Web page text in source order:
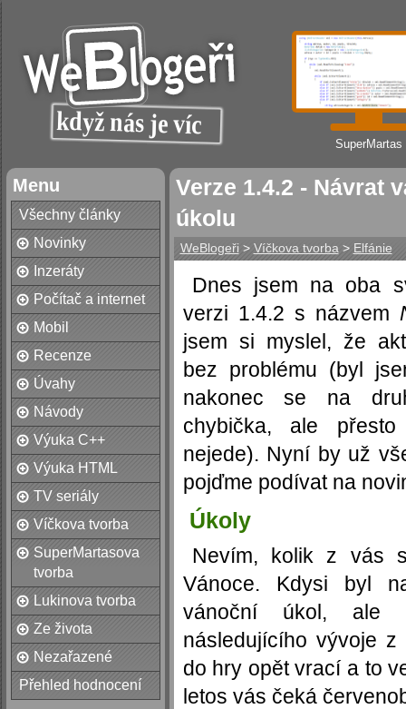
SuperMartas
Menu
Všechny články
Novinky
Inzeráty
Počítač a internet
Mobil
Recenze
Úvahy
Návody
Výuka C++
Výuka HTML
TV seriály
Víčkova tvorba
SuperMartasova
tvorba
Lukinova tvorba
Ze života
Nezařazené
Přehled hodnocení
Verze 1.4.2 - Návrat
úkolu
WeBlogeři > Víčkova tvorba > Elfánie
Dnes jsem na oba
verzi 1.4.2 s názvem
jsem si myslel, že
bez problému (byl
nakonec se na
chybička, ale
nejede). Nyní by už
pojďme podívat na
Úkoly
Nevím, kolik z vás
Vánoce. Kdysi byl
vánoční úkol, ale
následujícího vývoje
do hry opět vrací a to
letos vás čeká